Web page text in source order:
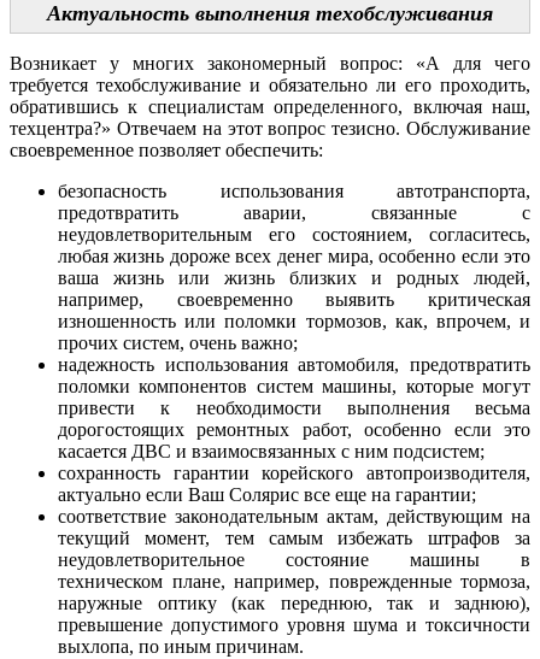
Актуальность выполнения техобслуживания
Возникает у многих закономерный вопрос: «А для чего
требуется техобслуживание и обязательно ли его проходить,
обратившись к специалистам определенного, включая наш,
техцентра?» Отвечаем на этот вопрос тезисно. Обслуживание
своевременное позволяет обеспечить:
безопасность использования автотранспорта,
предотвратить аварии, связанные с
неудовлетворительным его состоянием, согласитесь,
любая жизнь дороже всех денег мира, особенно если это
ваша жизнь или жизнь близких и родных людей,
например, своевременно выявить критическая
изношенность или поломки тормозов, как, впрочем, и
прочих систем, очень важно;
надежность использования автомобиля, предотвратить
поломки компонентов систем машины, которые могут
привести к необходимости выполнения весьма
дорогостоящих ремонтных работ, особенно если это
касается ДВС и взаимосвязанных с ним подсистем;
сохранность гарантии корейского автопроизводителя,
актуально если Ваш Солярис все еще на гарантии;
соответствие законодательным актам, действующим на
текущий момент, тем самым избежать штрафов за
неудовлетворительное состояние машины в
техническом плане, например, поврежденные тормоза,
наружные оптику (как переднюю, так и заднюю),
превышение допустимого уровня шума и токсичности
выхлопа, по иным причинам.